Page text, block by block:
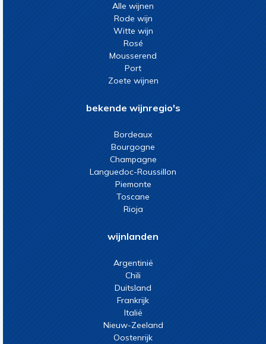
Alle wijnen
Rode wijn
Witte wijn
Rosé
Mousserend
Port
Zoete wijnen
bekende wijnregio's
Bordeaux
Bourgogne
Champagne
Languedoc-Roussillon
Piemonte
Toscane
Rioja
wijnlanden
Argentinië
Chili
Duitsland
Frankrijk
Italië
Nieuw-Zeeland
Oostenrijk